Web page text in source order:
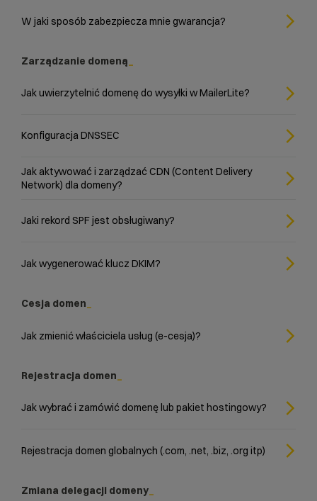
W jaki sposób zabezpiecza mnie gwarancja?
Zarządzanie domeną
Jak uwierzytelnić domenę do wysyłki w MailerLite?
Konfiguracja DNSSEC
Jak aktywować i zarządzać CDN (Content Delivery
Network) dla domeny?
Jaki rekord SPF jest obsługiwany?
Jak wygenerować klucz DKIM?
Cesja domen
Jak zmienić właściciela usług (e-cesja)?
Rejestracja domen
Jak wybrać i zamówić domenę lub pakiet hostingowy?
Rejestracja domen globalnych (.com, .net, .biz, .org itp)
Zmiana delegacji domeny